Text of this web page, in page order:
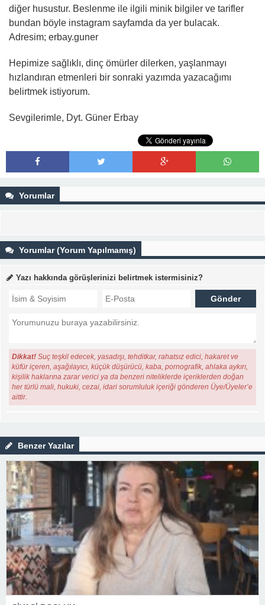
diğer husustur. Beslenme ile ilgili minik bilgiler ve tarifler
bundan böyle instagram sayfamda da yer bulacak.
Adresim; erbay.guner
Hepimize sağlıklı, dinç ömürler dilerken, yaşlanmayı
hızlandıran etmenleri bir sonraki yazımda yazacağımı
belirtmek istiyorum.
Sevgilerimle, Dyt. Güner Erbay
Yorumlar
Yorumlar (Yorum Yapılmamış)
Yazı hakkında görüşlerinizi belirtmek istermisiniz?
Dikkat! Suç teşkil edecek, yasadışı, tehditkar, rahatsız edici, hakaret ve
küfür içeren, aşağılayıcı, küçük düşürücü, kaba, pornografik, ahlaka aykırı,
kişilik haklarına zarar verici ya da benzeri niteliklerde içeriklerden doğan
her türlü mali, hukuki, cezai, idari sorumluluk içeriği gönderen Üye/Üyeler’e
aittir.
Benzer Yazılar